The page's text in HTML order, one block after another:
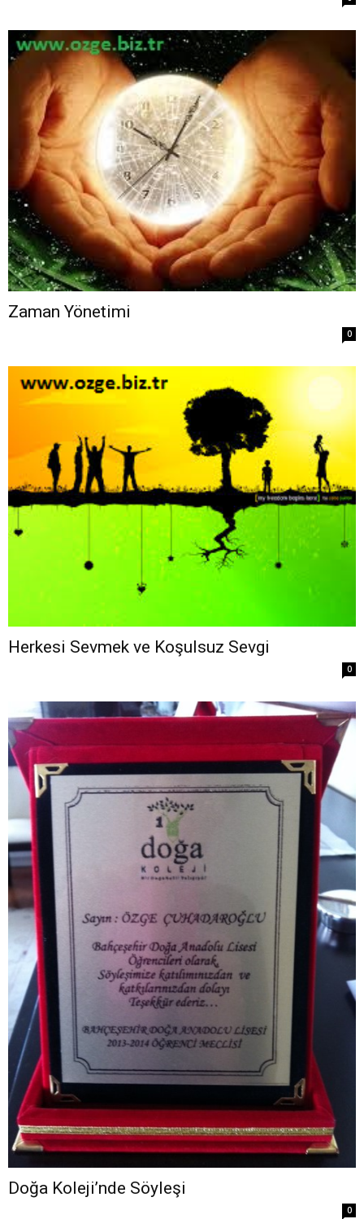
Zaman Yönetimi
0
Herkesi Sevmek ve Koşulsuz Sevgi
0
Doğa Koleji’nde Söyleşi
0